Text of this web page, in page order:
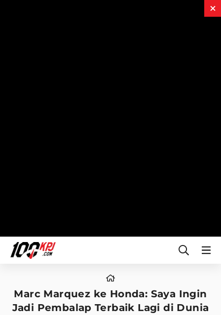
Marc Marquez ke Honda: Saya Ingin
Jadi Pembalap Terbaik Lagi di Dunia